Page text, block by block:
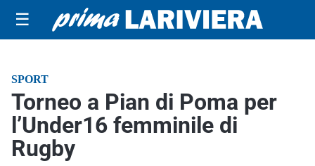
☰
SPORT
Torneo a Pian di Poma per
l’Under16 femminile di
Rugby